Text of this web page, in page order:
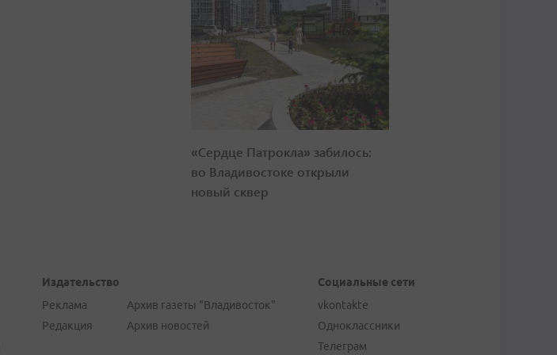
«Сердце Патрокла» забилось:
во Владивостоке открыли
новый сквер
Издательство
Реклама
Редакция
Архив газеты "Владивосток"
Архив новостей
Социальные сети
vkontakte
Одноклассники
Телеграм